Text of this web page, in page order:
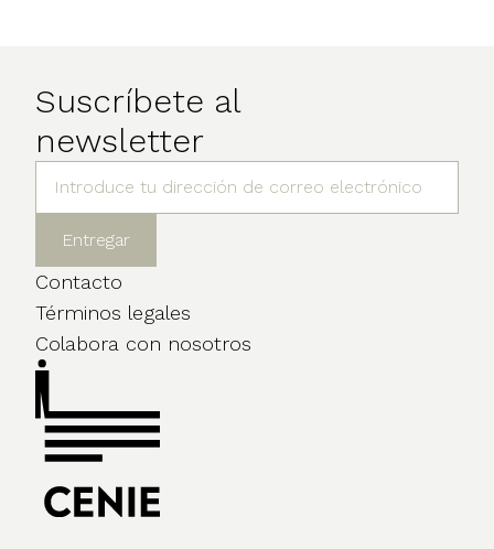
Suscríbete al
newsletter
Contacto
Términos legales
Colabora con nosotros